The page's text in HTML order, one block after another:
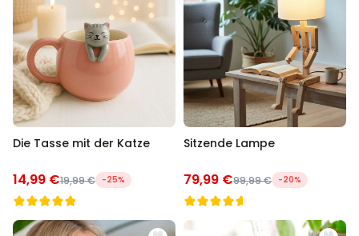
Die Tasse mit der Katze
14,99 €19,99 € -25%
Sitzende Lampe
79,99 €99,99 € -20%